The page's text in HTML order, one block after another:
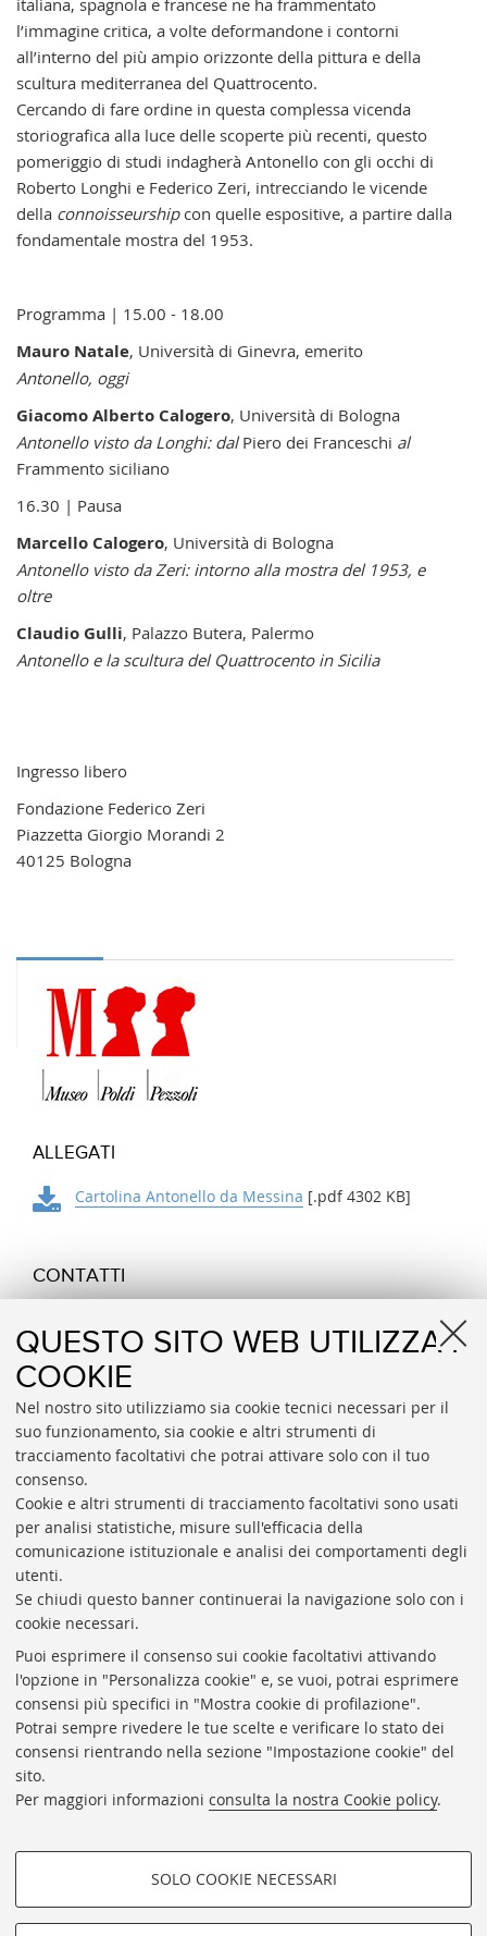
QUESTO SITO WEB UTILIZZA I
COOKIE
Nel nostro sito utilizziamo sia cookie tecnici necessari per il
suo funzionamento, sia cookie e altri strumenti di
tracciamento facoltativi che potrai attivare solo con il tuo
consenso.
Cookie e altri strumenti di tracciamento facoltativi sono usati
per analisi statistiche, misure sull'efficacia della
comunicazione istituzionale e analisi dei comportamenti degli
utenti.
Se chiudi questo banner continuerai la navigazione solo con i
cookie necessari.
Puoi esprimere il consenso sui cookie facoltativi attivando
l'opzione in "Personalizza cookie" e, se vuoi, potrai esprimere
consensi più specifici in "Mostra cookie di profilazione".
Potrai sempre rivedere le tue scelte e verificare lo stato dei
consensi rientrando nella sezione "Impostazione cookie" del
sito.
Per maggiori informazioni consulta la nostra Cookie policy.
COOKIE DI PROFILAZIONE -
SOLO COOKIE NECESSARI
italiana, spagnola e francese ne ha frammentato
l’immagine critica, a volte deformandone i contorni
all’interno del più ampio orizzonte della pittura e della
scultura mediterranea del Quattrocento.
Cercando di fare ordine in questa complessa vicenda
storiografica alla luce delle scoperte più recenti, questo
pomeriggio di studi indagherà Antonello con gli occhi di
Roberto Longhi e Federico Zeri, intrecciando le vicende
della connoisseurshipcon quelle espositive, a partire dalla
fondamentale mostra del 1953.
Programma | 15.00 - 18.00
Mauro Natale, Università di Ginevra, emerito
Antonello, oggi
Giacomo Alberto Calogero, Università di Bologna
Antonello visto da Longhi: dalPiero dei Franceschi al
Frammento siciliano
16.30 | Pausa
Marcello Calogero, Università di Bologna
Antonello visto da Zeri: intorno alla mostra del 1953, e
oltre
Claudio Gulli, Palazzo Butera, Palermo
Antonello e la scultura del Quattrocento in Sicilia
Ingresso libero
Fondazione Federico Zeri
Piazzetta Giorgio Morandi 2
40125 Bologna
ALLEGATI
Cartolina Antonello da Messina [.pdf 4302 KB]
CONTATTI
piazzetta Giorgio Morandi, 2 40125 Bologna
E-MAIL
fondazionezeri.info@unibo.it
+39 051 2097 486/ 471
ORARI
Bandi, gare e concorsi
Newsletter
Contatti
Impostazioni Cookie
Seguici su: